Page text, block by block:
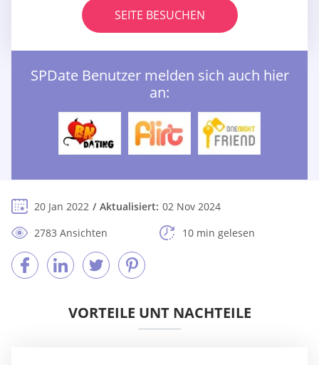
SEITE BESUCHEN
SPDate Benutzer melden sich auch hier
an:
20 Jan 2022 Aktualisiert: 02 Nov 2024
2783 Ansichten
10 min gelesen
VORTEILE UNT NACHTEILE